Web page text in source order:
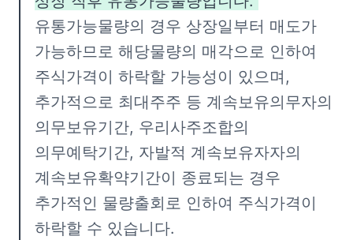
유통가능물량의 경우 상장일부터 매도가
가능하므로 해당물량의 매각으로 인하여
주식가격이 하락할 가능성이 있으며,
추가적으로 최대주주 등 계속보유의무자의
의무보유기간, 우리사주조합의
의무예탁기간, 자발적 계속보유자자의
계속보유확약기간이 종료되는 경우
추가적인 물량출회로 인하여 주식가격이
하락할 수 있습니다.